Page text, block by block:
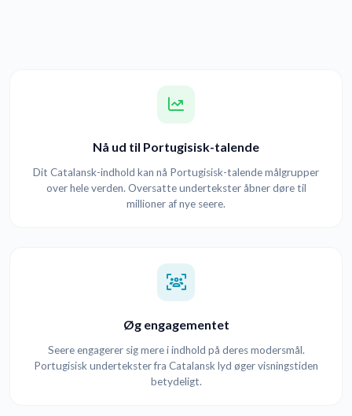
Nå ud til Portugisisk-talende
Dit Catalansk-indhold kan nå Portugisisk-talende målgrupper
over hele verden. Oversatte undertekster åbner døre til
millioner af nye seere.
Øg engagementet
Seere engagerer sig mere i indhold på deres modersmål.
Portugisisk undertekster fra Catalansk lyd øger visningstiden
betydeligt.